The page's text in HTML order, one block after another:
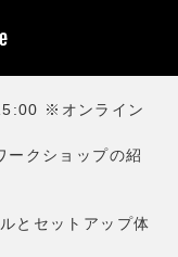
※オンライン
クショップの紹
とセットアップ体